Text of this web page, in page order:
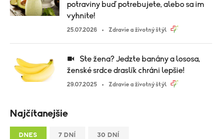
potraviny buď potrebujete, alebo sa im
vyhnite!
25.07.2026 Zdravie a životný štýl
ženské srdce draslík chráni lepšie!
29.07.2025 Zdravie a životný štýl
Najčítanejšie
DNES 7 DNÍ 30 DNÍ